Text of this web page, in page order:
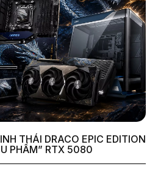
THÁI DRACO EPIC EDITION
PHẨM” RTX 5080